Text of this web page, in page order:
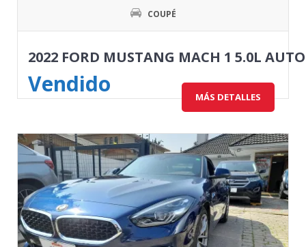
COUPÉ
2022 FORD MUSTANG MACH 1 5.0L
Vendido MÁS DETALLES